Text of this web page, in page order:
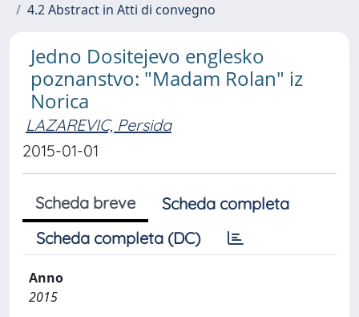
4.2 Abstract in Atti di convegno
Jedno Dositejevo englesko
poznanstvo: "Madam Rolan" iz
Norica
LAZAREVIC, Persida
2015-01-01
Scheda breve
Scheda completa
Scheda completa (DC)
Anno
2015